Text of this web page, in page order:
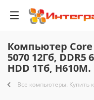
Компьютер Core
5070 12Гб, DDR5
HDD 1Тб,
Все компьютеры. Купить